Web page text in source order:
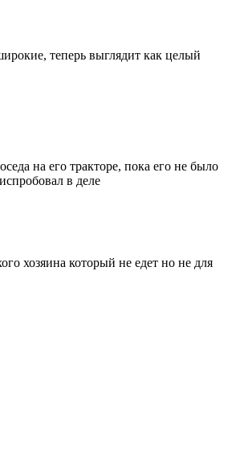
теперь выглядит как целый
на его тракторе, пока его не было
в деле
хозяина который не едет но не для